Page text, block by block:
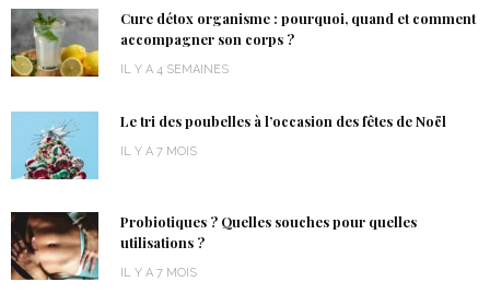
Cure détox organisme : pourquoi, quand et comment
accompagner son corps ?
IL Y A 4 SEMAINES
Le tri des poubelles à l’occasion des fêtes de Noël
IL Y A 7 MOIS
Probiotiques ? Quelles souches pour quelles
utilisations ?
IL Y A 7 MOIS